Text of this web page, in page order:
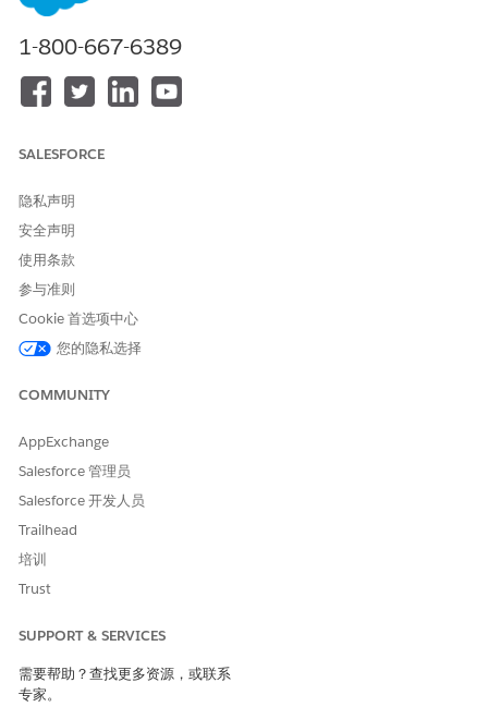
此模板的接收表单从员工那里获取这些详细信息：
⁇ 或文件夹名称：包含凭据的保管库或文件夹的名称。
密码或密码名称：选择要删除的密码或密码的名称或标识符。
此服务流程会将手动履行的请求发送给 IT 团队。您可以在 Flow
集成
此模板不包括任何用于接收或履行的预配置集成。使用 Flow
Builder 创建带有连接器的自定义流，这些连接器定义了如何捕获和
满足请求。
1-800-667-6389
SALESFORCE
隐私声明
安全声明
使用条款
参与准则
Cookie 首选项中心
您的隐私选择
COMMUNITY
AppExchange
Salesforce 管理员
Salesforce 开发人员
Trailhead
培训
Trust
SUPPORT & SERVICES
需要帮助？查找更多资源，或联系
专家。